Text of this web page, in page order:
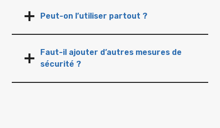
Peut-on l’utiliser partout ?
Faut-il ajouter d’autres mesures de
sécurité ?